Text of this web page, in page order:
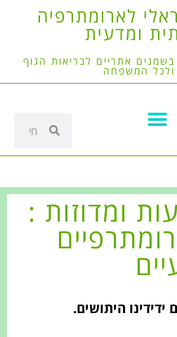
לארומתרפיה
ומדעית
בשמנים אתריים לבריאות הגוף
ולכל המשפחה
ומדוזות :
היתושים.